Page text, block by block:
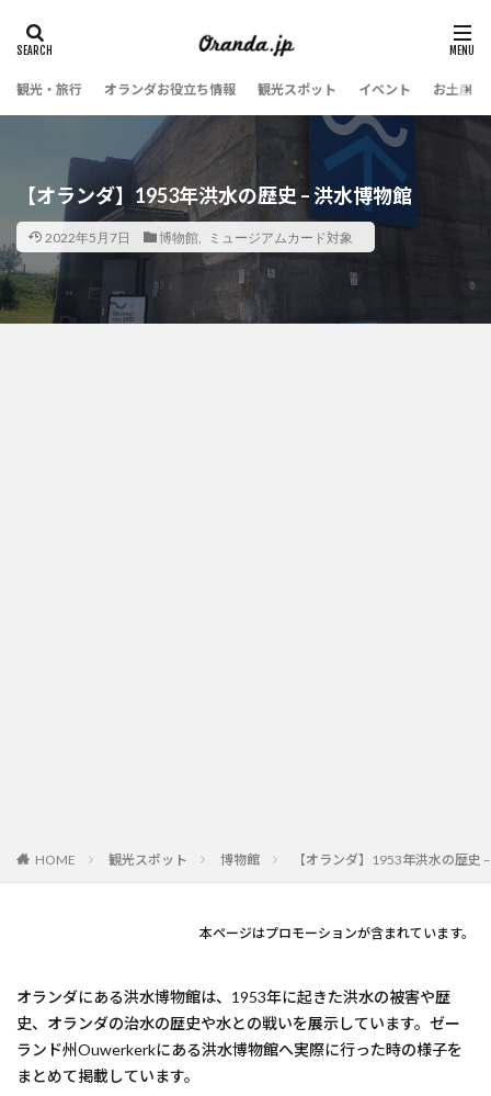
観光・旅行 オランダお役立ち情報 観光スポット イベント お土産・
【オランダ】1953年洪水の歴史 – 洪水博物館
2022年5月7日 博物館 ミュージアムカード対象
HOME 観光スポット 博物館 【オランダ】1953年洪水の歴史
本ページはプロモーションが含まれています。
オランダにある洪水博物館は、1953年に起きた洪水の被害や歴
史、オランダの治水の歴史や水との戦いを展示しています。ゼー
ランド州Ouwerkerkにある洪水博物館へ実際に行った時の様子を
まとめて掲載しています。